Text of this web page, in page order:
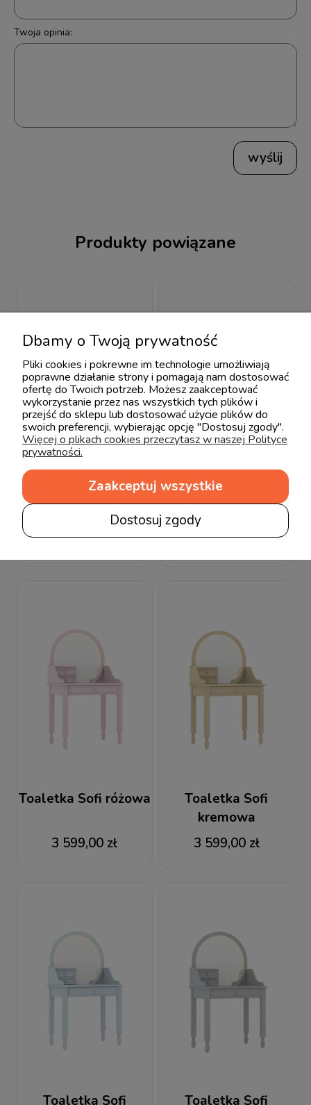
Twoja opinia:
wyślij
Produkty powiązane
Toaletka Sofi biała
3 599,00 zł
Toaletka Sofi szara
3 599,00 zł
Toaletka Sofi różowa
3 599,00 zł
Toaletka Sofi
kremowa
3 599,00 zł
Toaletka Sofi Toaletka Sofi
Dbamy o Twoją prywatność
Pliki cookies i pokrewne im technologie umożliwiają
poprawne działanie strony i pomagają nam dostosować
ofertę do Twoich potrzeb. Możesz zaakceptować
wykorzystanie przez nas wszystkich tych plików i
przejść do sklepu lub dostosować użycie plików do
swoich preferencji, wybierając opcję "Dostosuj zgody".
Więcej o plikach cookies przeczytasz w naszej Polityce
prywatności.
Dostosuj zgody
Zaakceptuj wszystkie